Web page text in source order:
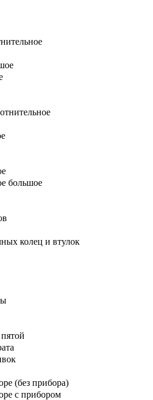
большое
колец и втулок
(без прибора)
с прибором